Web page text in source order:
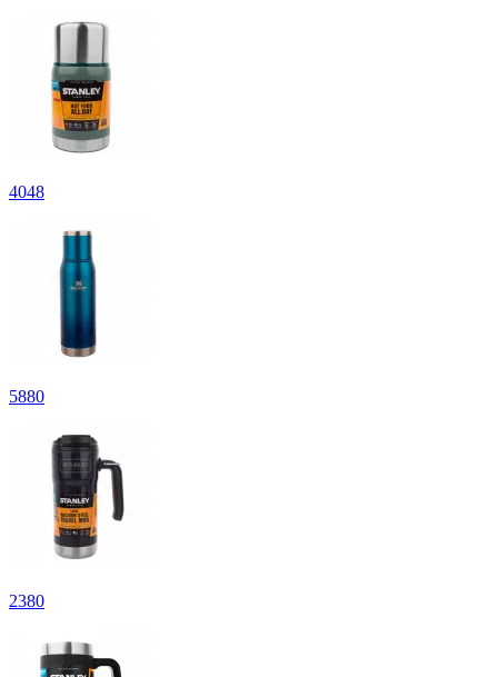
4048
5880
2380